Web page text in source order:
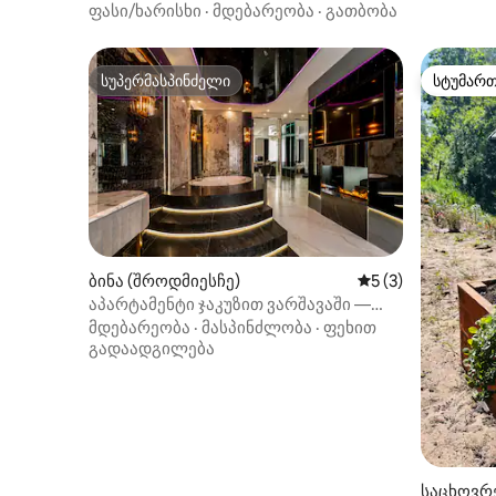
შუაგულში
ფასი/ხარისხი · მდებარეობა · გათბობა
სუპერმასპინძელი
სუპერმასპინძელი
ბინა (შროდმიესჩე) საშუალო
5 (3)
აპარტამენტი ჯაკუზით ვარშავაში —
რომანტიკული ნეტარება
მდებარეობა · მასპინძლობა · ფეხით
გადაადგილება